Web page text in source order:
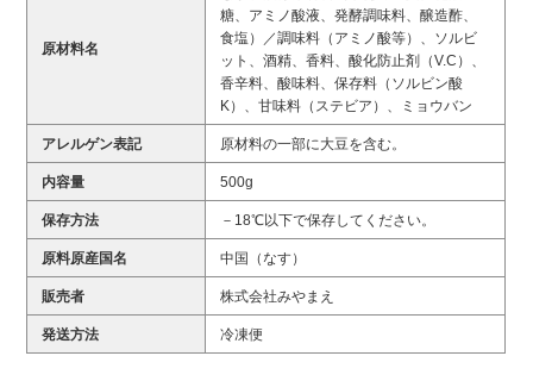
原材料名
糖、アミノ酸液、発酵調味料、醸造酢、
食塩）／調味料（アミノ酸等）、ソルビ
ット、酒精、香料、酸化防止剤（V.C）、
香辛料、酸味料、保存料（ソルビン酸
K）、甘味料（ステビア）、ミョウバン
アレルゲン表記 原材料の一部に大豆を含む。
内容量 500g
保存方法 －18℃以下で保存してください。
原料原産国名 中国（なす）
販売者 株式会社みやまえ
発送方法 冷凍便